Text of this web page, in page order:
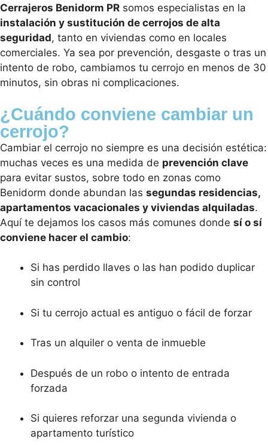
Cerrajeros Benidorm PR somos especialistas en la
instalación y sustitución de cerrojos de alta
seguridad, tanto en viviendas como en locales
comerciales. Ya sea por prevención, desgaste o tras un
intento de robo, cambiamos tu cerrojo en menos de 30
minutos, sin obras ni complicaciones.
¿Cuándo conviene cambiar un
cerrojo?
Cambiar el cerrojo no siempre es una decisión estética:
muchas veces es una medida de prevención clave
para evitar sustos, sobre todo en zonas como
Benidorm donde abundan las segundas residencias,
apartamentos vacacionales y viviendas alquiladas.
Aquí te dejamos los casos más comunes donde sí o sí
conviene hacer el cambio:
Si has perdido llaves o las han podido duplicar
sin control
Si tu cerrojo actual es antiguo o fácil de forzar
Tras un alquiler o venta de inmueble
Después de un robo o intento de entrada
forzada
Si quieres reforzar una segunda vivienda o
apartamento turístico